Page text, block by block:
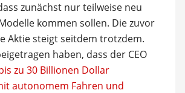
zunächst nur teilweise neu
kommen sollen. Die zuvor
Aktie steigt seitdem trotzdem.
haben, dass der CEO
zu 30 Billionen Dollar
autonomem Fahren und